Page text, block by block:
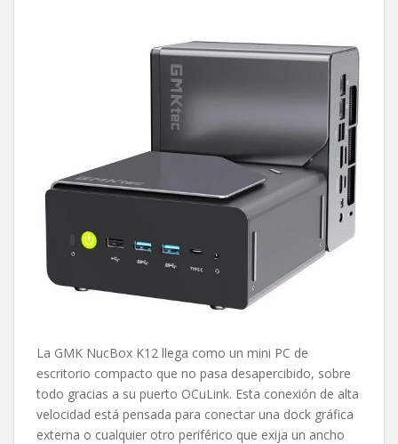
La GMK NucBox K12 llega como un mini PC de
escritorio compacto que no pasa desapercibido, sobre
todo gracias a su puerto OCuLink. Esta conexión de alta
velocidad está pensada para conectar una dock gráfica
externa o cualquier otro periférico que exija un ancho